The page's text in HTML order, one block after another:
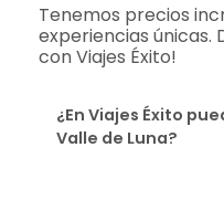
Tenemos precios
experiencias únicas.
con Viajes Éxito!
¿En Viajes Éxito
Valle de Luna?